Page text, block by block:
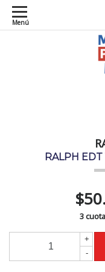
Menú
RALPH
3
+
-